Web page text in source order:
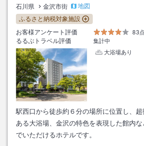
石川県 金沢市街
地図
ふるさと納税対象施設
お客様アンケート評価
83点
るるぶトラベル評価
集計中
大浴場あり
駅西口から徒歩約６分の場所に位置し、
ある大浴場、金沢の特色を表現した館内
でいただけるホテルです。